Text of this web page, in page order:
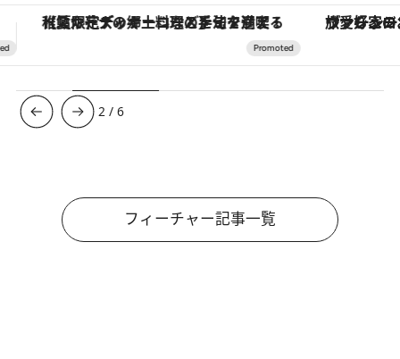
ヴァシュロン・コンスタンタン「オーヴァーシーズ・オートマティック」。旅愛好家のお気に入りコレクションから、ジェンダーレスな新作が登場
3 /6
フィーチャー記事一覧